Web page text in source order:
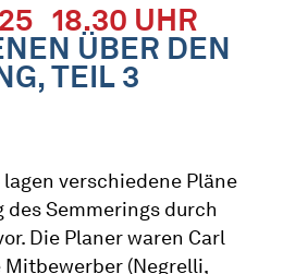
18.30 UHR
ÜBER DEN
TEIL 3
verschiedene Pläne
des Semmerings durch
Die Planer waren Carl
Mitbewerber (Negrelli,